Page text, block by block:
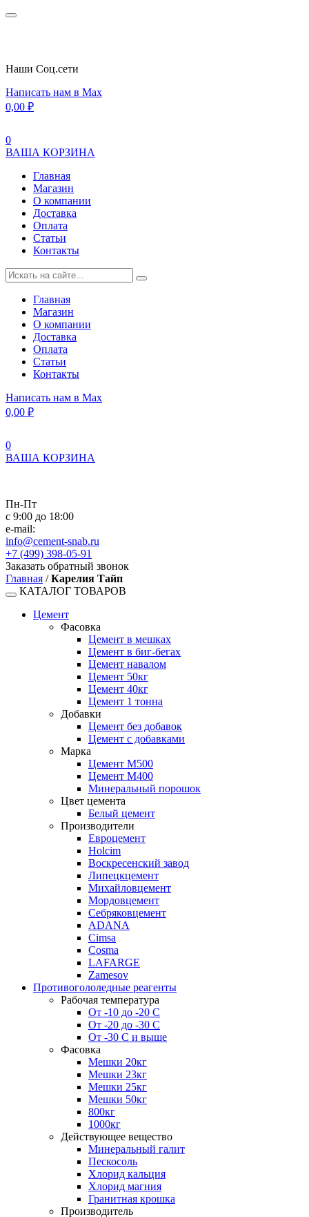
Наши Cоц.сети
Написать нам в Max
0,00 ₽
0
ВАША КОРЗИНА
Главная
Магазин
О компании
Доставка
Оплата
Статьи
Контакты
Главная
Магазин
О компании
Доставка
Оплата
Статьи
Контакты
Написать нам в Max
0,00 ₽
0
ВАША КОРЗИНА
Пн-Пт
с 9:00 до 18:00
e-mail:
info@cement-snab.ru
+7 (499) 398-05-91
Заказать обратный звонок
Главная /Карелия Тайп
КАТАЛОГ ТОВАРОВ
Цемент
Фасовка
Цемент в мешках
Цемент в биг-бегах
Цемент навалом
Цемент 50кг
Цемент 40кг
Цемент 1 тонна
Добавки
Цемент без добавок
Цемент с добавками
Марка
Цемент М500
Цемент М400
Минеральный порошок
Цвет цемента
Белый цемент
Производители
Евроцемент
Holcim
Воскресенский завод
Липецкцемент
Михайловцемент
Мордовцемент
Себряковцемент
ADANA
Cimsa
Cosma
LAFARGE
Zamesov
Противогололедные реагенты
Рабочая температура
От -10 до -20 С
От -20 до -30 С
От -30 С и выше
Фасовка
Мешки 20кг
Мешки 23кг
Мешки 25кг
Мешки 50кг
800кг
1000кг
Действующее вещество
Минеральный галит
Пескосоль
Хлорид кальция
Хлорид магния
Гранитная крошка
Производитель